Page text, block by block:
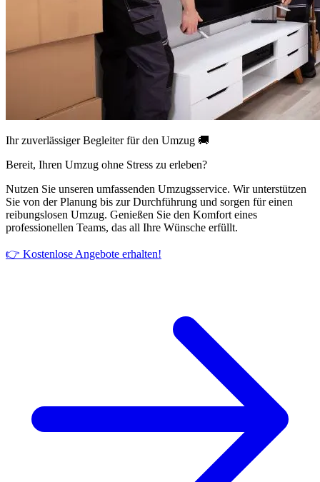
Ihr zuverlässiger Begleiter für den Umzug 🚚
Bereit, Ihren Umzug ohne Stress zu erleben?
Nutzen Sie unseren umfassenden Umzugsservice. Wir unterstützen
Sie von der Planung bis zur Durchführung und sorgen für einen
reibungslosen Umzug. Genießen Sie den Komfort eines
professionellen Teams, das all Ihre Wünsche erfüllt.
👉 Kostenlose Angebote erhalten!